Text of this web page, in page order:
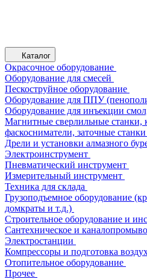
Каталог
Окрасочное оборудование
Оборудование для смесей
Пескоструйное оборудование
Оборудование для ППУ
Оборудование для инъекции
Магнитные сверлильные станки,
фаскосниматели, заточные станки
Дрели и установки алмазного
Электроинструмент
Пневматический инструмент
Измерительный инструмент
Техника для склада
Грузоподъемное оборудование
домкраты и т.д.)
Строительное оборудование и
Сантехническое и
Электростанции
Компрессоры и подготовка
Отопительное оборудование
Прочее